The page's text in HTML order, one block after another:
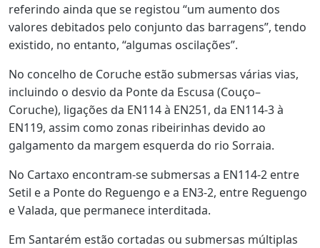
referindo ainda que se registou “um aumento dos
valores debitados pelo conjunto das barragens”, tendo
existido, no entanto, “algumas oscilações”.
No concelho de Coruche estão submersas várias vias,
incluindo o desvio da Ponte da Escusa (Couço–
Coruche), ligações da EN114 à EN251, da EN114‑3 à
EN119, assim como zonas ribeirinhas devido ao
galgamento da margem esquerda do rio Sorraia.
No Cartaxo encontram‑se submersas a EN114‑2 entre
Setil e a Ponte do Reguengo e a EN3‑2, entre Reguengo
e Valada, que permanece interditada.
Em Santarém estão cortadas ou submersas múltiplas